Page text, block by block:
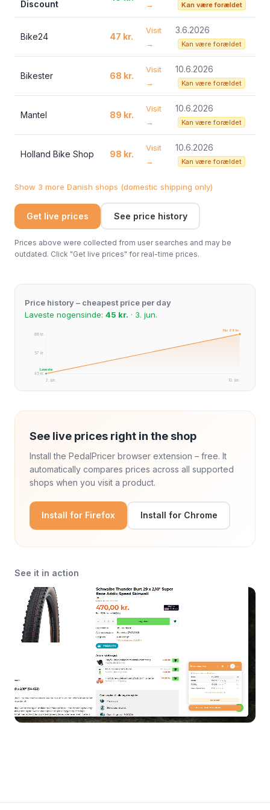
Discount → Kan være forældet
Bike24 47 kr.
Visit
→
3.6.2026
Kan være forældet
Bikester 68 kr.
Visit
→
10.6.2026
Kan være forældet
Mantel 89 kr.
Visit
→
10.6.2026
Kan være forældet
Holland Bike Shop 98 kr.
Visit
→
10.6.2026
Kan være forældet
Show 3 more Danish shops (domestic shipping only)
Get live prices See price history
Prices above were collected from user searches and may be
outdated. Click "Get live prices" for real-time prices.
Price history – cheapest price per day
Laveste nogensinde: 45 kr. · 3. jun.
68 kr.
57 kr.
45 kr.
3. jun. 10. jun.
Laveste
Nu: 68 kr.
See live prices right in the shop
Install the PedalPricer browser extension – free. It
automatically compares prices across all supported
shops when you visit a product.
Install for Firefox Install for Chrome
See it in action